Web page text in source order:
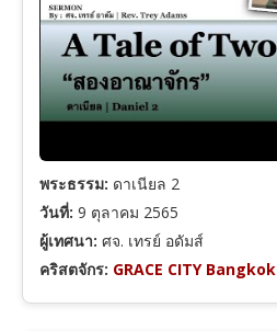
ลูกา
กิจการของอัครทูต
โรม
ความเชื่อและการเชื่อฟัง
พระวิญญาณบริสุทธิ์
พระมหาบัญชาและการประกาศ
พระธรรม: ดาเนียล 2
วันที่: 9 ตุลาคม 2565
ผู้เทศนา: ศจ. เทรย์ อดัมส์
คริสตจักร: GRACE CITY Bangkok